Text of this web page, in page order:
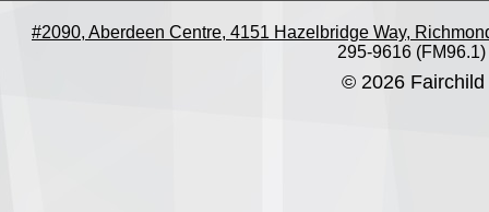
#2090, Aberdeen Centre, 4151 Hazelbridge Way,
295-9616 (FM96.1)
© 2026 Fairchild